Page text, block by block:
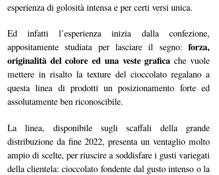
esperienza di golosità intensa e per certi versi unica.
Ed infatti l’esperienza inizia dalla confezione,
appositamente studiata per lasciare il segno: forza,
originalità del colore ed una veste grafica che vuole
mettere in risalto la texture del cioccolato regalano a
questa linea di prodotti un posizionamento forte ed
assolutamente ben riconoscibile.
La linea, disponibile sugli scaffali della grande
distribuzione da fine 2022, presenta un ventaglio molto
ampio di scelte, per riuscire a soddisfare i gusti variegati
della clientela: cioccolato fondente dal gusto intenso o la